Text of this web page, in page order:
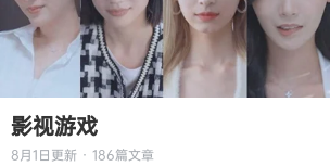
影视游戏
8月1日更新 · 186篇文章